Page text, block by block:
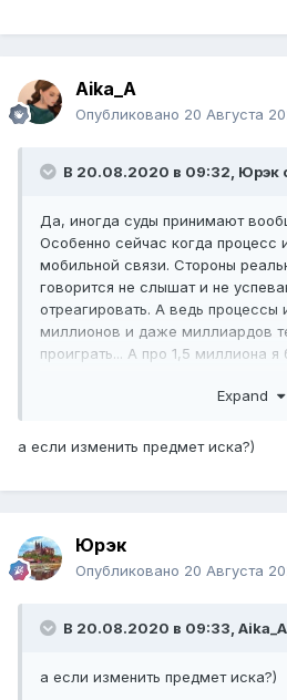
Aika_A
Опубликовано 20 Августа
В 20.08.2020 в 09:32, Юрэк
Да, иногда суды принимают
Особенно сейчас когда процесс
мобильной связи. Стороны
говорится не слышат и не
отреагировать. А ведь процессы
миллионов и даже миллиардов
проиграть... А про 1,5 миллиона
Expand
а если изменить предмет иска?)
Юрэк
Опубликовано 20 Августа
В 20.08.2020 в 09:33, Aika_A
а если изменить предмет иска?)